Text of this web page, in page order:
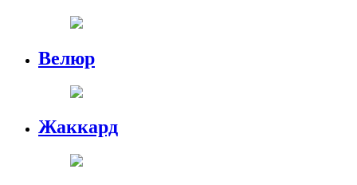
Велюр
Жаккард